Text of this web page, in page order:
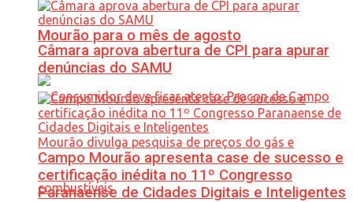
Mourão para o mês de agosto
Câmara aprova abertura de CPI para apurar
denúncias do SAMU
Campo Mourão apresenta case de sucesso e
certificação inédita no 11º Congresso
Paranaense de Cidades Digitais e Inteligentes